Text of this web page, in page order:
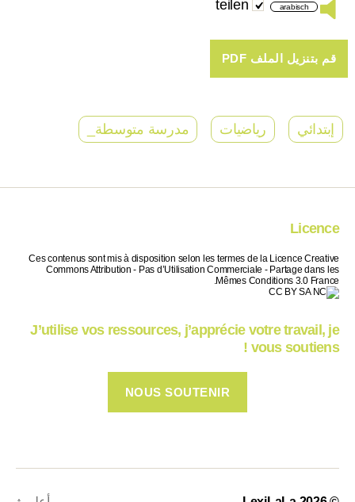
arabisch
teilen
إبتدائي رياضيات مدرسة متوسطة_
Licence
Ces contenus sont mis à disposition selon les termes de la Licence Creative
Commons Attribution - Pas d’Utilisation Commerciale - Partage dans les
Mêmes Conditions 3.0 France.
J’utilise vos ressources, j’apprécie votre travail, je
vous soutiens !
NOUS SOUTENIR